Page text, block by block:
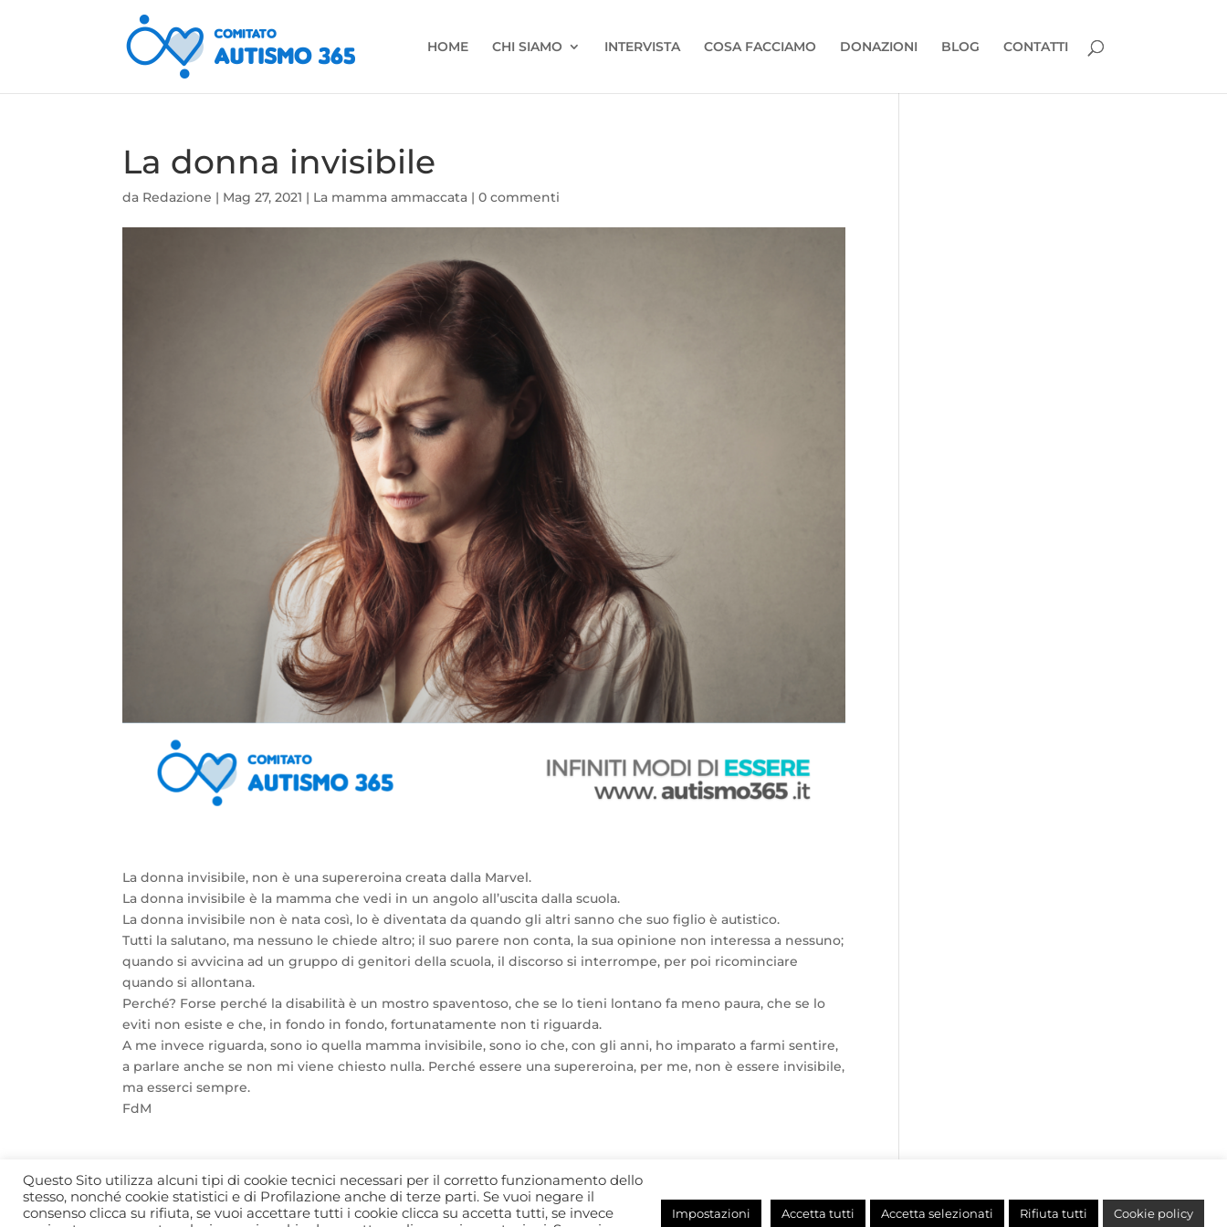
HOME CHI SIAMO INTERVISTA COSA FACCIAMO DONAZIONI BLOG CONTATTI
La donna invisibile
da Redazione | Mag 27, 2021 | La mamma ammaccata |0 commenti
La donna invisibile, non è una supereroina creata dalla Marvel.
La donna invisibile è la mamma che vedi in un angolo all’uscita dalla scuola.
La donna invisibile non è nata così, lo è diventata da quando gli altri sanno che suo figlio è autistico.
Tutti la salutano, ma nessuno le chiede altro; il suo parere non conta, la sua opinione non interessa a nessuno;
quando si avvicina ad un gruppo di genitori della scuola, il discorso si interrompe, per poi ricominciare
quando si allontana.
Perché? Forse perché la disabilità è un mostro spaventoso, che se lo tieni lontano fa meno paura, che se lo
eviti non esiste e che, in fondo in fondo, fortunatamente non ti riguarda.
A me invece riguarda, sono io quella mamma invisibile, sono io che, con gli anni, ho imparato a farmi sentire,
a parlare anche se non mi viene chiesto nulla. Perché essere una supereroina, per me, non è essere invisibile,
ma esserci sempre.
FdM
Questo Sito utilizza alcuni tipi di cookie tecnici necessari per il corretto funzionamento dello
stesso, nonché cookie statistici e di Profilazione anche di terze parti. Se vuoi negare il
consenso clicca su rifiuta, se vuoi accettare tutti i cookie clicca su accetta tutti, se invece
Impostazioni Accetta tutti Accetta selezionati Rifiuta tutti Cookie policy